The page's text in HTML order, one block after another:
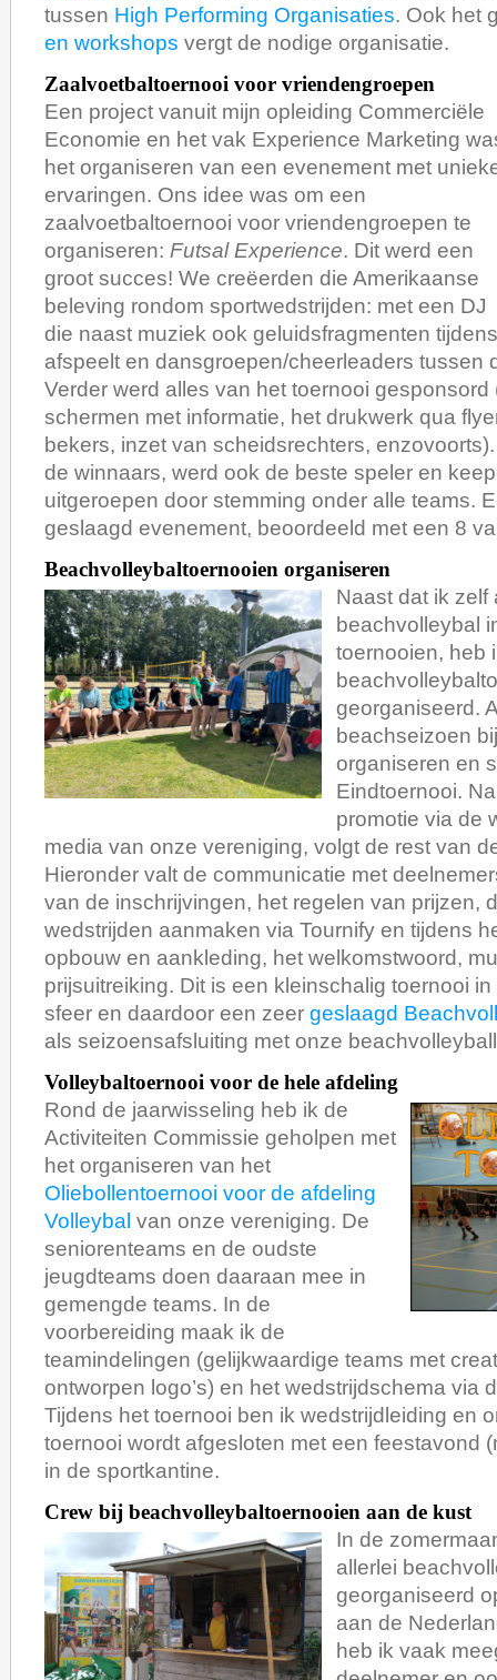
tussen High Performing Organisaties. Ook het
en workshops vergt de nodige organisatie.
Zaalvoetbaltoernooi voor vriendengroepen
Een project vanuit mijn opleiding Commerciële
Economie en het vak Experience Marketing
het organiseren van een evenement met
ervaringen. Ons idee was om een
zaalvoetbaltoernooi voor vriendengroepen te
organiseren: Futsal Experience. Dit werd een
groot succes! We creëerden die Amerikaanse
beleving rondom sportwedstrijden: met een DJ
die naast muziek ook geluidsfragmenten
afspeelt en dansgroepen/cheerleaders tussen
Verder werd alles van het toernooi
schermen met informatie, het drukwerk qua
bekers, inzet van scheidsrechters,
de winnaars, werd ook de beste speler en
uitgeroepen door stemming onder alle teams.
geslaagd evenement, beoordeeld met een 8
Beachvolleybaltoernooien organiseren
Naast dat ik zelf
beachvolleybal
toernooien, heb
georganiseerd.
beachseizoen
organiseren en
Eindtoernooi.
promotie via de
media van onze vereniging, volgt de rest van
Hieronder valt de communicatie met
van de inschrijvingen, het regelen van prijzen,
wedstrijden aanmaken via Tournify en tijdens
opbouw en aankleding, het welkomstwoord,
prijsuitreiking. Dit is een kleinschalig toernooi
sfeer en daardoor een zeer geslaagd
als seizoensafsluiting met onze
Volleybaltoernooi voor de hele afdeling
Rond de jaarwisseling heb ik de
Activiteiten Commissie geholpen met
het organiseren van het
Oliebollentoernooi voor de afdeling
Volleybal van onze vereniging. De
seniorenteams en de oudste
jeugdteams doen daaraan mee in
gemengde teams. In de
voorbereiding maak ik de
teamindelingen (gelijkwaardige teams met
ontworpen logo’s) en het wedstrijdschema via
Tijdens het toernooi ben ik wedstrijdleiding en
toernooi wordt afgesloten met een feestavond
in de sportkantine.
Crew bij beachvolleybaltoernooien aan de kust
In de
allerlei
georganiseerd
aan de
heb ik vaak